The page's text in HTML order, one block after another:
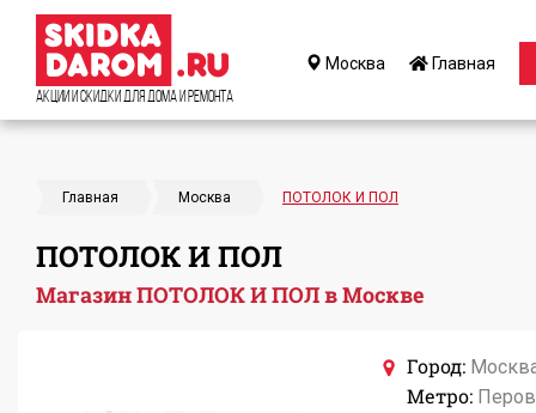
Акции и Скидки для дома и ремонта
Москва Главная
Главная Москва ПОТОЛОК И ПОЛ
ПОТОЛОК И ПОЛ
Магазин ПОТОЛОК И ПОЛ в Москве
Город:
Метро: